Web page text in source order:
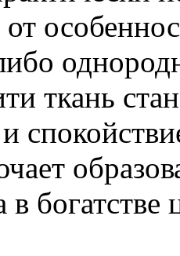
от
ткань
в